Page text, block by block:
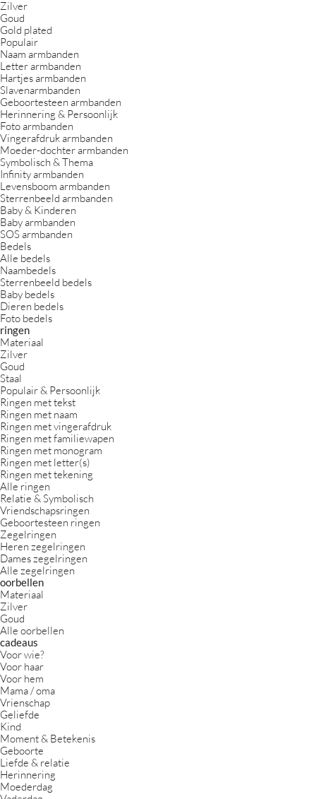
Zilver
Goud
Gold plated
Populair
Naam armbanden
Letter armbanden
Hartjes armbanden
Slavenarmbanden
Geboortesteen armbanden
Herinnering & Persoonlijk
Foto armbanden
Vingerafdruk armbanden
Moeder-dochter armbanden
Symbolisch & Thema
Infinity armbanden
Levensboom armbanden
Sterrenbeeld armbanden
Baby & Kinderen
Baby armbanden
SOS armbanden
Bedels
Alle bedels
Naambedels
Sterrenbeeld bedels
Baby bedels
Dieren bedels
Foto bedels
ringen
Materiaal
Zilver
Goud
Staal
Populair & Persoonlijk
Ringen met tekst
Ringen met naam
Ringen met vingerafdruk
Ringen met familiewapen
Ringen met monogram
Ringen met letter(s)
Ringen met tekening
Alle ringen
Relatie & Symbolisch
Vriendschapsringen
Geboortesteen ringen
Zegelringen
Heren zegelringen
Dames zegelringen
Alle zegelringen
oorbellen
Materiaal
Zilver
Goud
Alle oorbellen
cadeaus
Voor wie?
Voor haar
Voor hem
Mama / oma
Vrienschap
Geliefde
Kind
Moment & Betekenis
Geboorte
Liefde & relatie
Herinnering
Moederdag